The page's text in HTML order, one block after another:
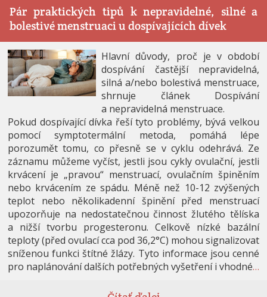
Pár praktických tipů k nepravidelné, silné a
bolestivé menstruaci u dospívajících dívek
Hlavní důvody, proč je v období
dospívání častější nepravidelná,
silná a/nebo bolestivá menstruace,
shrnuje článek Dospívání
a nepravidelná menstruace.
Pokud dospívající dívka řeší tyto problémy, bývá velkou
pomocí symptotermální metoda, pomáhá lépe
porozumět tomu, co přesně se v cyklu odehrává. Ze
záznamu můžeme vyčíst, jestli jsou cykly ovulační, jestli
krvácení je „pravou“ menstruací, ovulačním špiněním
nebo krvácením ze spádu. Méně než 10-12 zvýšených
teplot nebo několikadenní špinění před menstruací
upozorňuje na nedostatečnou činnost žlutého tělíska
a nižší tvorbu progesteronu. Celkově nízké bazální
teploty (před ovulací cca pod 36,2°C) mohou signalizovat
sníženou funkci štítné žlázy. Tyto informace jsou cenné
pro naplánování dalších potřebných vyšetření i vhodné…